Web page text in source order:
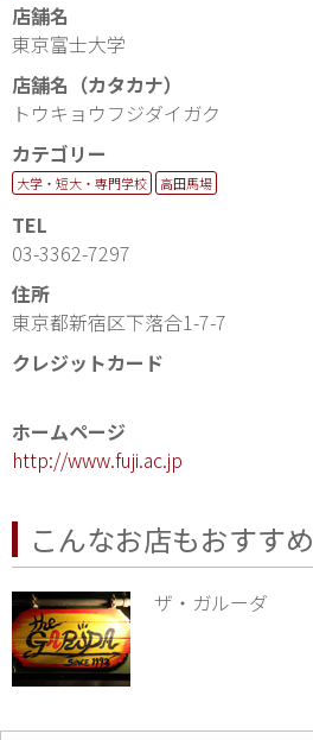
店舗名
東京富士大学
店舗名（カタカナ）
トウキョウフジダイガク
カテゴリー
大学・短大・専門学校 高田馬場
TEL
03-3362-7297
住所
東京都新宿区下落合1-7-7
クレジットカード
ホームページ
http://www.fuji.ac.jp
こんなお店もおすすめ
ザ・ガルーダ